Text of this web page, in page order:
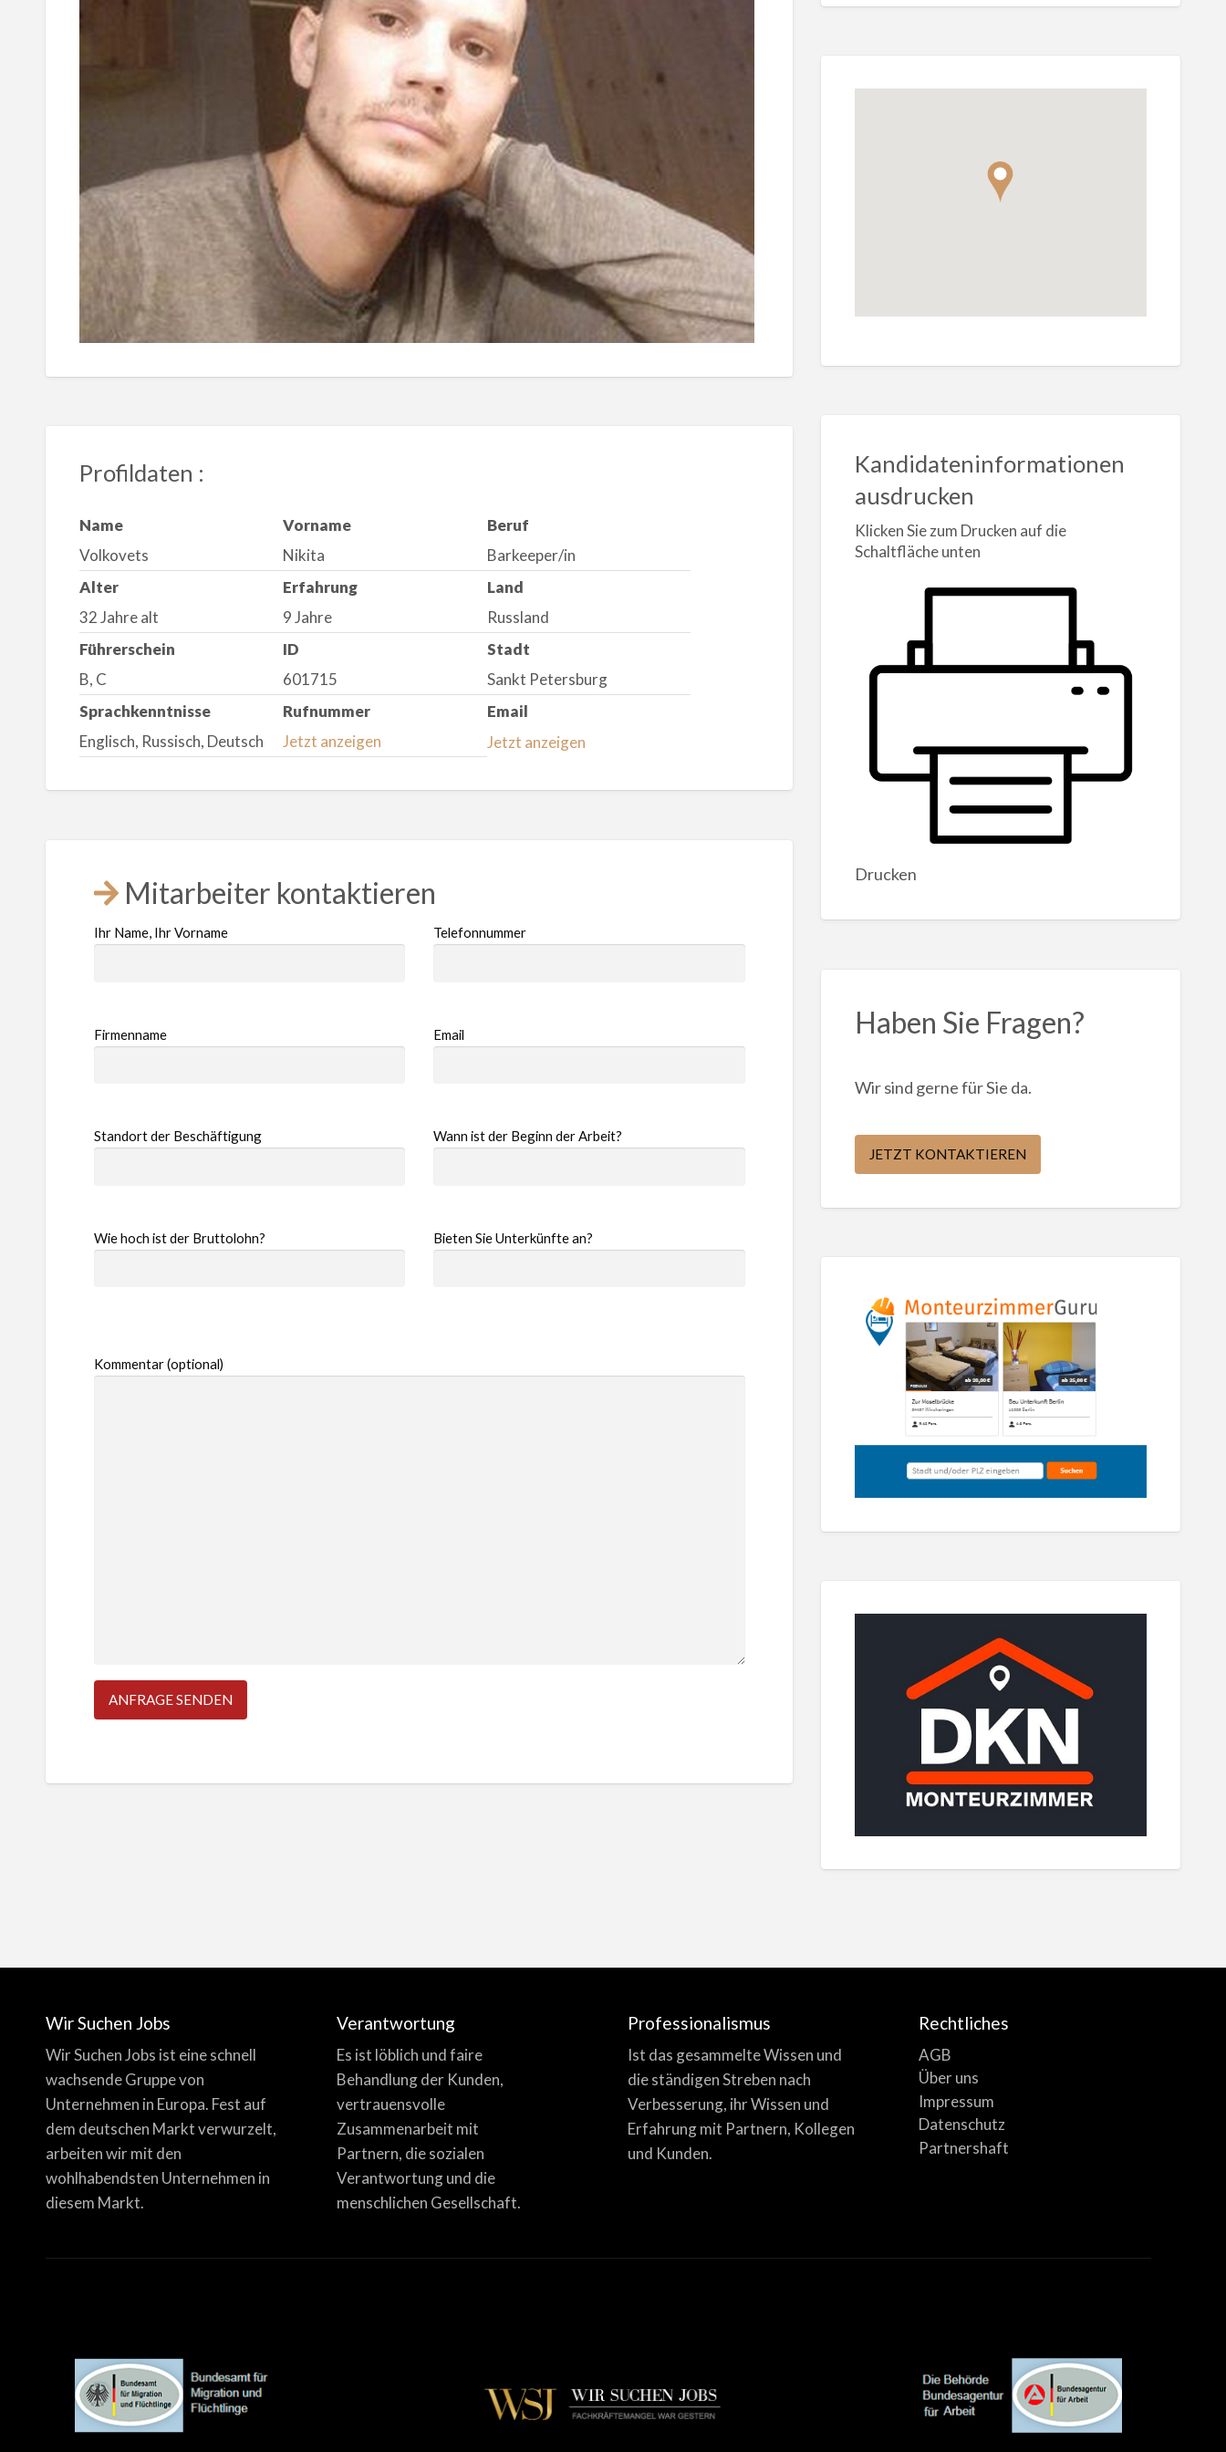
Profildaten :
Name
Volkovets
Vorname
Nikita
Beruf
Barkeeper/in
Alter
32 Jahre alt
Erfahrung
9 Jahre
Land
Russland
Führerschein
B, C
ID
601715
Stadt
Sankt Petersburg
Sprachkenntnisse
Englisch, Russisch, Deutsch
Rufnummer
Jetzt anzeigen
Email
Jetzt anzeigen
Mitarbeiter kontaktieren
Ihr Name, Ihr Vorname
Firmenname
Standort der Beschäftigung
Wie hoch ist der Bruttolohn?
Telefonnummer
Email
Wann ist der Beginn der Arbeit?
Bieten Sie Unterkünfte an?
Kommentar (optional)
Kandidateninformationen
ausdrucken
Klicken Sie zum Drucken auf die
Schaltfläche unten
Drucken
Haben Sie Fragen?
Wir sind gerne für Sie da.
JETZT KONTAKTIEREN
Wir Suchen Jobs
Wir Suchen Jobs ist eine schnell
wachsende Gruppe von
Unternehmen in Europa. Fest auf
dem deutschen Markt verwurzelt,
arbeiten wir mit den
wohlhabendsten Unternehmen in
diesem Markt.
Verantwortung
Es ist löblich und faire
Behandlung der Kunden,
vertrauensvolle
Zusammenarbeit mit
Partnern, die sozialen
Verantwortung und die
menschlichen Gesellschaft.
Professionalismus
Ist das gesammelte Wissen und
die ständigen Streben nach
Verbesserung, ihr Wissen und
Erfahrung mit Partnern, Kollegen
und Kunden.
Rechtliches
AGB
Über uns
Impressum
Datenschutz
Partnershaft